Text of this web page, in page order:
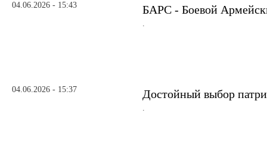
04.06.2026 - 15:43 БАРС - Боевой
.
04.06.2026 - 15:37 Достойный выбор
.